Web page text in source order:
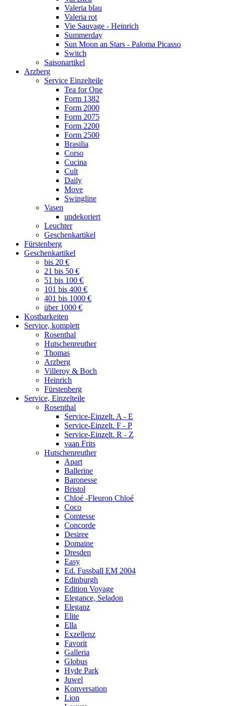
Valeria blau
Valeria rot
Vie Sauvage - Heinrich
Summerday
Sun Moon an Stars - Paloma Picasso
Switch
Saisonartikel
Arzberg
Service Einzelteile
Tea for One
Form 1382
Form 2000
Form 2075
Form 2200
Form 2500
Brasilia
Corso
Cucina
Cult
Daily
Move
Swingline
Vasen
undekoriert
Leuchter
Geschenkartikel
Fürstenberg
Geschenkartikel
bis 20 €
21 bis 50 €
51 bis 100 €
101 bis 400 €
401 bis 1000 €
über 1000 €
Kostbarkeiten
Service, komplett
Rosenthal
Hutschenreuther
Thomas
Arzberg
Villeroy & Boch
Heinrich
Fürstenberg
Service, Einzelteile
Rosenthal
Service-Einzelt. A - E
Service-Einzelt. F - P
Service-Einzelt. R - Z
vaan Frits
Hutschenreuther
Apart
Ballerine
Baronesse
Bristol
Chloé -Fleuron Chloé
Coco
Comtesse
Concorde
Desiree
Domaine
Dresden
Easy
Ed. Fussball EM 2004
Edinburgh
Edition Voyage
Elegance, Seladon
Eleganz
Elite
Ella
Exzellenz
Favorit
Galleria
Globus
Hyde Park
Juwel
Konversation
Lion